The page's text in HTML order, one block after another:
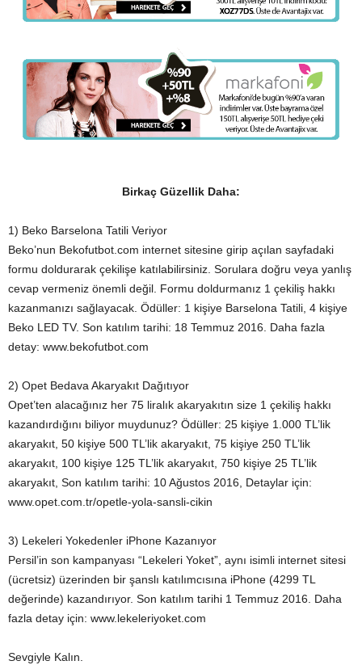
Birkaç Güzellik Daha:
1) Beko Barselona Tatili Veriyor
Beko’nun Bekofutbot.com internet sitesine girip açılan sayfadaki
formu doldurarak çekilişe katılabilirsiniz. Sorulara doğru veya yanlış
cevap vermeniz önemli değil. Formu doldurmanız 1 çekiliş hakkı
kazanmanızı sağlayacak. Ödüller: 1 kişiye Barselona Tatili, 4 kişiye
Beko LED TV. Son katılım tarihi: 18 Temmuz 2016. Daha fazla
detay: www.bekofutbot.com
2) Opet Bedava Akaryakıt Dağıtıyor
Opet’ten alacağınız her 75 liralık akaryakıtın size 1 çekiliş hakkı
kazandırdığını biliyor muydunuz? Ödüller: 25 kişiye 1.000 TL’lik
akaryakıt, 50 kişiye 500 TL’lik akaryakıt, 75 kişiye 250 TL’lik
akaryakıt, 100 kişiye 125 TL’lik akaryakıt, 750 kişiye 25 TL’lik
akaryakıt, Son katılım tarihi: 10 Ağustos 2016, Detaylar için:
www.opet.com.tr/opetle-yola-sansli-cikin
3) Lekeleri Yokedenler iPhone Kazanıyor
Persil’in son kampanyası “Lekeleri Yoket”, aynı isimli internet sitesi
(ücretsiz) üzerinden bir şanslı katılımcısına iPhone (4299 TL
değerinde) kazandırıyor. Son katılım tarihi 1 Temmuz 2016. Daha
fazla detay için: www.lekeleriyoket.com
Sevgiyle Kalın.